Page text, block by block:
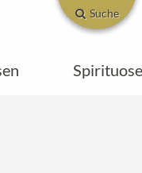
Suche